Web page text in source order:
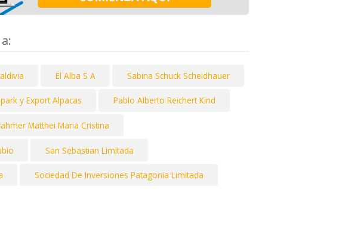
El Alba S A Sabina Schuck Scheidhauer
y Export Alpacas Pablo Alberto Reichert Kind
Matthei Maria Cristina
San Sebastian Limitada
Sociedad De Inversiones Patagonia Limitada